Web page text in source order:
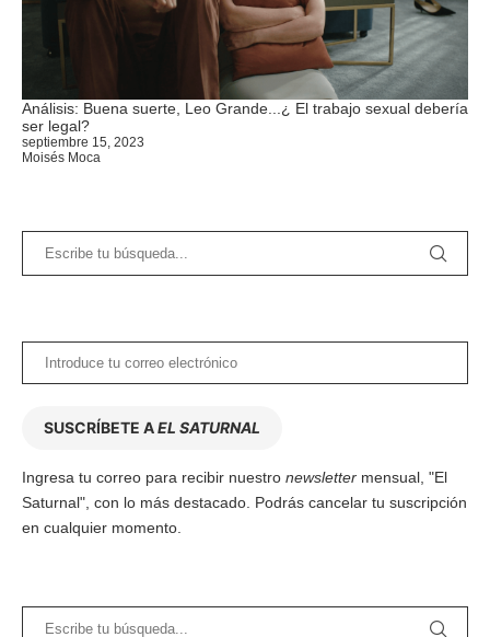
Análisis: Buena suerte, Leo Grande...¿ El trabajo sexual debería
ser legal?
septiembre 15, 2023
Moisés Moca
SUSCRÍBETE AEL SATURNAL
Ingresa tu correo para recibir nuestro newsletter mensual, "El
Saturnal", con lo más destacado. Podrás cancelar tu suscripción
en cualquier momento.